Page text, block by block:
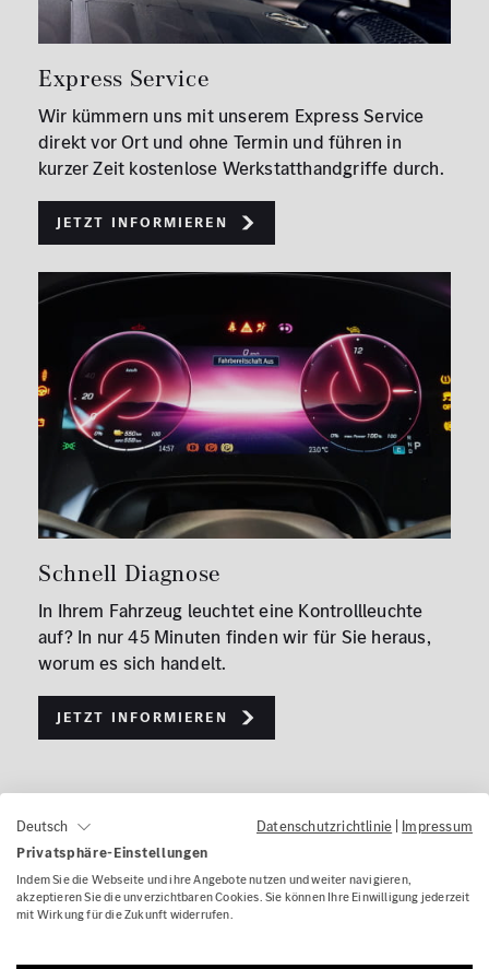
Express Service
Wir kümmern uns mit unserem Express Service
direkt vor Ort und ohne Termin und führen in
kurzer Zeit kostenlose Werkstatthandgriffe durch.
Jetzt informieren
Schnell Diagnose
In Ihrem Fahrzeug leuchtet eine Kontrollleuchte
auf? In nur 45 Minuten finden wir für Sie heraus,
worum es sich handelt.
Jetzt informieren
Lackierung & Karosserie
Deutsch Datenschutzrichtlinie | Impressum
Privatsphäre-Einstellungen
Indem Sie die Webseite und ihre Angebote nutzen und weiter navigieren,
akzeptieren Sie die unverzichtbaren Cookies. Sie können Ihre Einwilligung jederzeit
mit Wirkung für die Zukunft widerrufen.